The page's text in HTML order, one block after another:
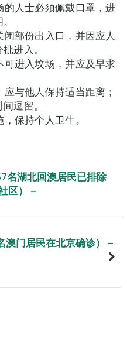
人士必须佩戴口罩，进
部份出入口，并因应人
进入。
进入坟场，并应及早求
与他人保持适当距离；
逗留。
保持个人卫生。
名湖北回澳居民已排除
区）－
澳门居民在北京确诊）－